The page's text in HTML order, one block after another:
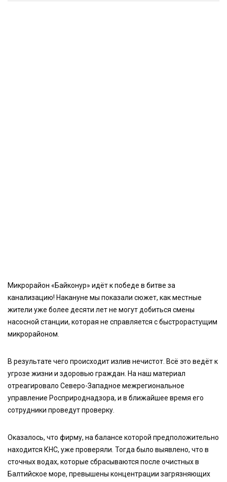
Микрорайон «Байконур» идёт к победе в битве за
канализацию! Накануне мы показали сюжет, как местные
жители уже более десяти лет не могут добиться смены
насосной станции, которая не справляется с быстрорастущим
микрорайоном.
В результате чего происходит излив нечистот. Всё это ведёт к
угрозе жизни и здоровью граждан. На наш материал
отреагировало Северо-Западное межрегиональное
управление Росприроднадзора, и в ближайшее время его
сотрудники проведут проверку.
Оказалось, что фирму, на балансе которой предположительно
находится КНС, уже проверяли. Тогда было выявлено, что в
сточных водах, которые сбрасываются после очистных в
Балтийское море, превышены концентрации загрязняющих